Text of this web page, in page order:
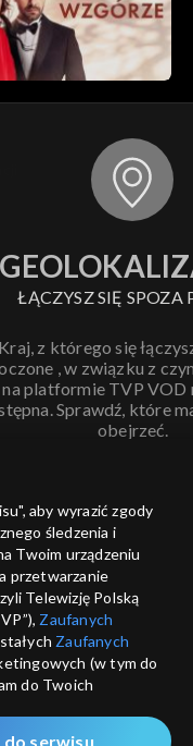
ŁĄCZYSZ SIĘ SPOZA
Kraj, z którego się
, w związku z
na platformie TVP VOD
Sprawdź, które
obejrzeć.
ANULUJ
aby wyrazić zgody
śledzenia i
Twoim urządzeniu
przetwarzanie
Telewizję Polską
Zaufanych
Zaufanych
(w tym do
do Twoich
na udostępnianie
serwisu